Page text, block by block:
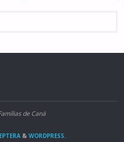
de Caná
& WORDPRESS.